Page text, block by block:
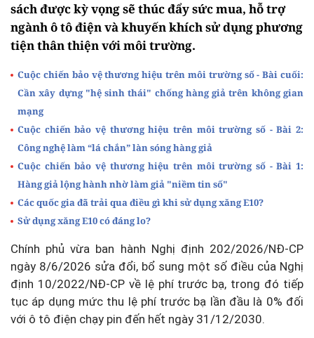
sách được kỳ vọng sẽ thúc đẩy sức mua, hỗ trợ
ngành ô tô điện và khuyến khích sử dụng phương
tiện thân thiện với môi trường.
Cuộc chiến bảo vệ thương hiệu trên môi trường số - Bài cuối:
Cần xây dựng "hệ sinh thái" chống hàng giả trên không gian
mạng
Cuộc chiến bảo vệ thương hiệu trên môi trường số - Bài 2:
Công nghệ làm “lá chắn” làn sóng hàng giả
Cuộc chiến bảo vệ thương hiệu trên môi trường số - Bài 1:
Hàng giả lộng hành nhờ làm giả "niềm tin số"
Các quốc gia đã trải qua điều gì khi sử dụng xăng E10?
Sử dụng xăng E10 có đáng lo?
Chính phủ vừa ban hành Nghị định 202/2026/NĐ-CP
ngày 8/6/2026 sửa đổi, bổ sung một số điều của Nghị
định 10/2022/NĐ-CP về lệ phí trước bạ, trong đó tiếp
tục áp dụng mức thu lệ phí trước bạ lần đầu là 0% đối
với ô tô điện chạy pin đến hết ngày 31/12/2030.